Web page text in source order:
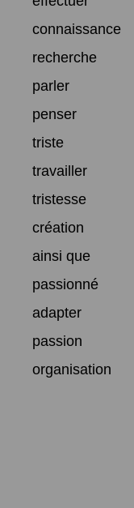
connaissance
recherche
parler
penser
triste
travailler
tristesse
création
ainsi que
passionné
adapter
passion
organisation